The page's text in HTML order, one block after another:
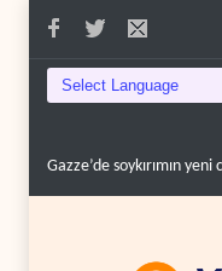
Devrim Lideri ve